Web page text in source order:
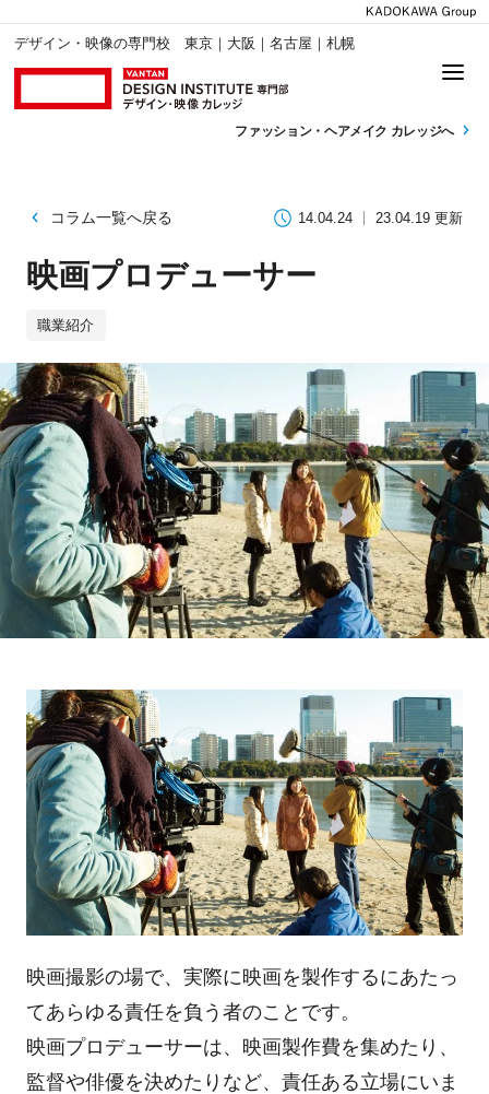
デザイン・映像の専門校 東京｜大阪｜名古屋｜札幌
ファッション・ ヘアメイク カレッジへ
コラム一覧へ戻る 14.04.24 23.04.19 更新
映画プロデューサー
職業紹介
映画撮影の場で、実際に映画を製作するにあたっ
てあらゆる責任を負う者のことです。
映画プロデューサーは、映画製作費を集めたり、
監督や俳優を決めたりなど、責任ある立場にいま